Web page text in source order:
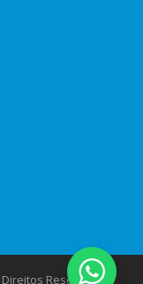
Reservados.